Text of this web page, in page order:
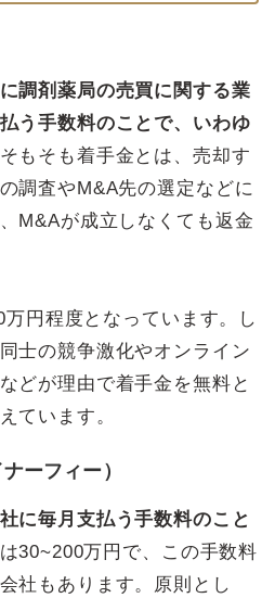
調剤薬局の売買に関する業
う手数料のことで、いわゆ
もそも着手金とは、売却す
調査やM&A先の選定などに
M&Aが成立しなくても返金
円程度となっています。し
士の競争激化やオンライン
どが理由で着手金を無料と
ています。
ーフィー）
に毎月支払う手数料のこと
30~200万円で、この手数料
社もあります。原則とし